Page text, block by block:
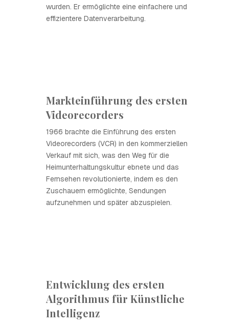
wurden. Er ermöglichte eine einfachere und
effizientere Datenverarbeitung.
Markteinführung des ersten
Videorecorders
1966 brachte die Einführung des ersten
Videorecorders (VCR) in den kommerziellen
Verkauf mit sich, was den Weg für die
Heimunterhaltungskultur ebnete und das
Fernsehen revolutionierte, indem es den
Zuschauern ermöglichte, Sendungen
aufzunehmen und später abzuspielen.
Entwicklung des ersten
Algorithmus für Künstliche
Intelligenz